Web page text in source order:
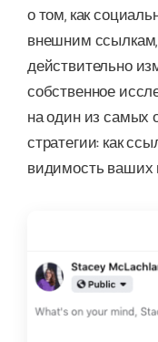
о том, как
внешним ссылкам,
действительно
собственное
на один из самых
стратегии: как
видимость ваших